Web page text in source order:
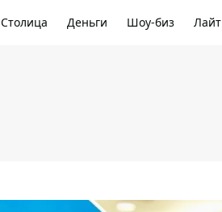
Столица Деньги Шоу-биз Лайт